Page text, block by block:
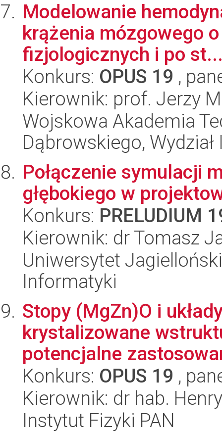
Modelowanie
krążenia mózgowego
fizjologicznych i po
Konkurs: OPUS 19 ,
Kierownik: prof. Jerzy
Wojskowa Akademia
Dąbrowskiego,
Połączenie symulacji
głębokiego w
Konkurs: PRELUDIUM
Kierownik: dr Tomasz
Uniwersytet
Informatyki
Stopy (MgZn)O i
krystalizowane
potencjalne
Konkurs: OPUS 19 ,
Kierownik: dr hab.
Instytut Fizyki PAN